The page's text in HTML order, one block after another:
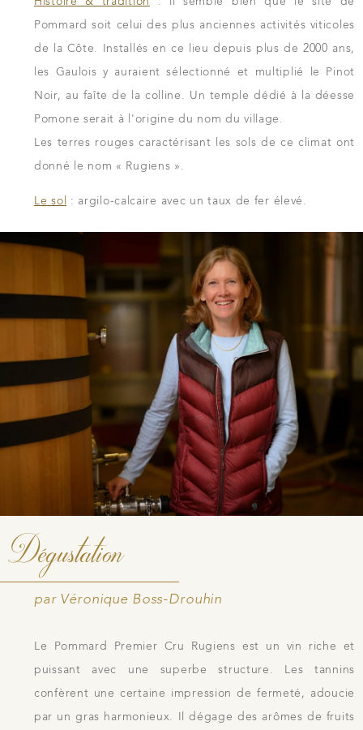
Pommard soit celui des plus anciennes activités viticoles
de la Côte. Installés en ce lieu depuis plus de 2000 ans,
les Gaulois y auraient sélectionné et multiplié le Pinot
Noir, au faîte de la colline. Un temple dédié à la déesse
Pomone serait à l'origine du nom du village.
Les terres rouges caractérisant les sols de ce climat ont
donné le nom « Rugiens ».
Le sol : argilo-calcaire avec un taux de fer élevé.
TÉLÉCHARGER LA FICHE
Dégustation
par Véronique Boss-Drouhin
Le Pommard Premier Cru Rugiens est un vin riche et
puissant avec une superbe structure. Les tannins
confèrent une certaine impression de fermeté, adoucie
par un gras harmonieux. Il dégage des arômes de fruits